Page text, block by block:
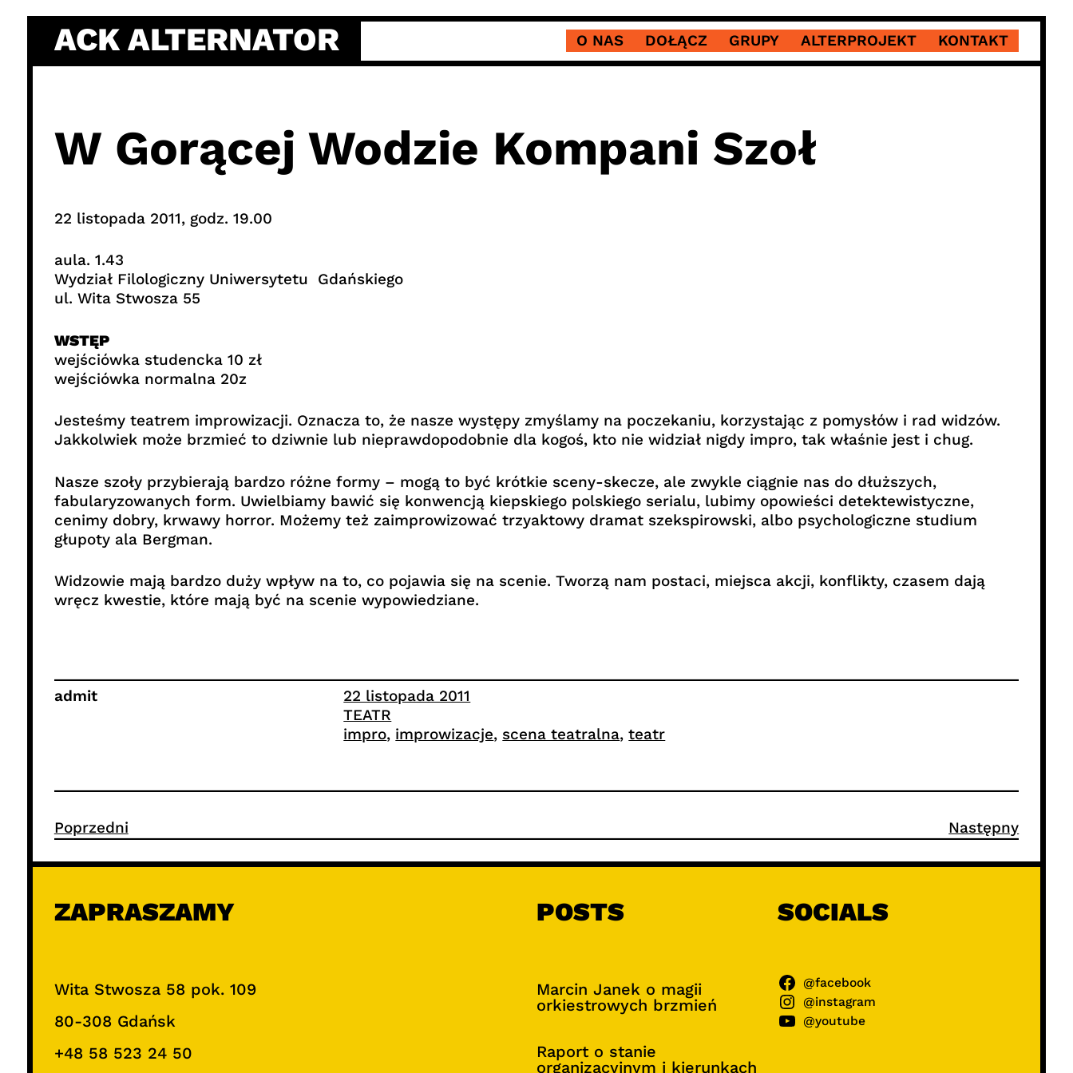
content
ACK ALTERNATOR O NAS DOŁĄCZ GRUPY ALTERPROJEKT KONTAKT
W Gorącej Wodzie Kompani Szoł
22 listopada 2011, godz. 19.00
aula. 1.43
Wydział Filologiczny Uniwersytetu Gdańskiego
ul. Wita Stwosza 55
WSTĘP
wejściówka studencka 10 zł
wejściówka normalna 20z
Jesteśmy teatrem improwizacji. Oznacza to, że nasze występy zmyślamy na poczekaniu, korzystając z pomysłów i rad widzów.
Jakkolwiek może brzmieć to dziwnie lub nieprawdopodobnie dla kogoś, kto nie widział nigdy impro, tak właśnie jest i chug.
Nasze szoły przybierają bardzo różne formy – mogą to być krótkie sceny-skecze, ale zwykle ciągnie nas do dłuższych,
fabularyzowanych form. Uwielbiamy bawić się konwencją kiepskiego polskiego serialu, lubimy opowieści detektewistyczne,
cenimy dobry, krwawy horror. Możemy też zaimprowizować trzyaktowy dramat szekspirowski, albo psychologiczne studium
głupoty ala Bergman.
Widzowie mają bardzo duży wpływ na to, co pojawia się na scenie. Tworzą nam postaci, miejsca akcji, konflikty, czasem dają
wręcz kwestie, które mają być na scenie wypowiedziane.
admit
22 listopada 2011
TEATR
impro, improwizacje, scena teatralna, teatr
Poprzedni Następny
ZAPRASZAMY
Wita Stwosza 58 pok. 109
80-308 Gdańsk
+48 58 523 24 50
POSTS
Marcin Janek o magii
orkiestrowych brzmień
Raport o stanie
organizacyjnym i kierunkach
SOCIALS
@facebook
@instagram
@youtube